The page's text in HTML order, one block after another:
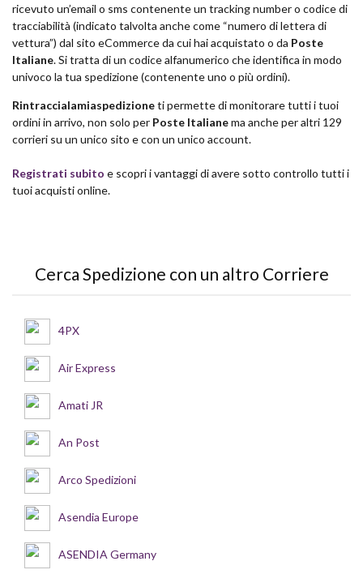
ricevuto un’email o sms contenente un tracking number o codice di
tracciabilità (indicato talvolta anche come “numero di lettera di
vettura”) dal sito eCommerce da cui hai acquistato o da Poste
Italiane. Si tratta di un codice alfanumerico che identifica in modo
univoco la tua spedizione (contenente uno o più ordini).
Rintraccialamiaspedizioneti permette di monitorare tutti i tuoi
ordini in arrivo, non solo per Poste Italianema anche per altri 129
corrieri su un unico sito e con un unico account.
Registrati subito e scopri i vantaggi di avere sotto controllo tutti i
tuoi acquisti online.
Cerca Spedizione con un altro Corriere
4PX
Air Express
Amati JR
An Post
Arco Spedizioni
Asendia Europe
ASENDIA Germany